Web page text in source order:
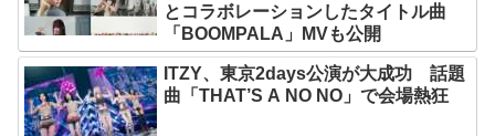
とコラボレーションしたタイトル曲
「BOOMPALA」MVも公開
ITZY、東京2days公演が大成功 話題
曲「THAT’S A NO NO」で会場熱狂